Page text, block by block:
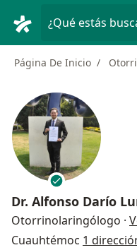
¿Qué estás
Página De Inicio
Dr. Alfonso Darío
Otorrinolaringólogo ·
Cuauhtémoc 1